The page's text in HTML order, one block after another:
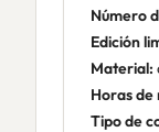
Número
Edición
Material:
Horas
Tipo de